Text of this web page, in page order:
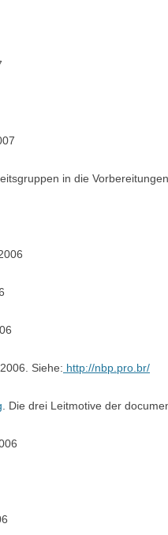
in die
2006. Siehe: http://nbp.pro.br/
. Die drei Leitmotive der